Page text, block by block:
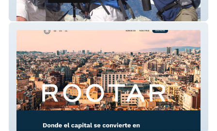
HiKeChile – Actualización de Sitio Web con
Precisión y Eficiencia
Mercado Español y Catalán